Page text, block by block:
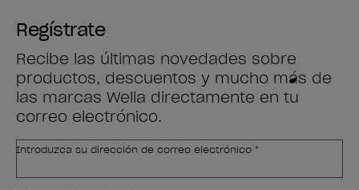
Regístrate
Recibe las últimas novedades sobre
productos, descuentos y mucho más de
las marcas Wella directamente en tu
correo electrónico.
Introduzca su dirección de correo electrónico *